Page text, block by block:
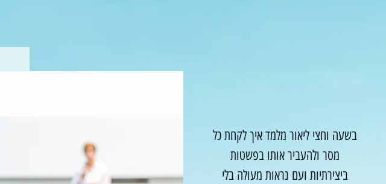
בשעה וחצי ליאור מלמד איך לקחת כל
מסר ולהעביר אותו בפשטות
ביצירתיות ועם נראות מעולה בלי